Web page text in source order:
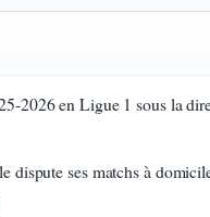
2026 en Ligue 1 sous la
dispute ses matchs à